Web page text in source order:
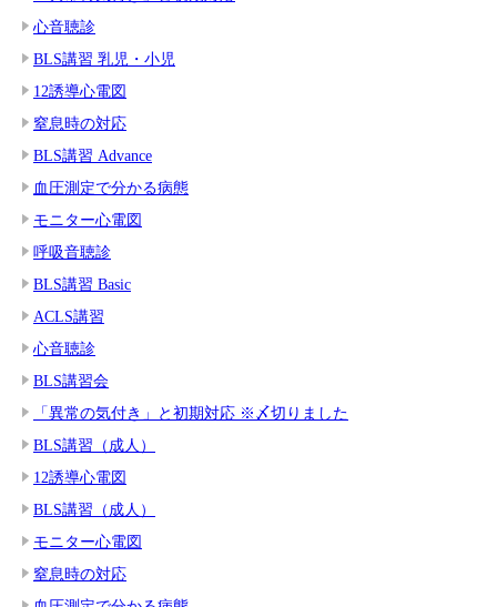
心音聴診
BLS講習 乳児・小児
12誘導心電図
窒息時の対応
BLS講習 Advance
血圧測定で分かる病態
モニター心電図
呼吸音聴診
BLS講習 Basic
ACLS講習
心音聴診
BLS講習会
「異常の気付き」と初期対応 ※〆切りました
BLS講習（成人）
12誘導心電図
BLS講習（成人）
モニター心電図
窒息時の対応